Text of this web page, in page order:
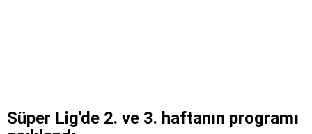
Süper Lig'de 2. ve 3. haftanın programı